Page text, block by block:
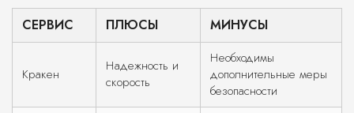
СЕРВИС ПЛЮСЫ МИНУСЫ
Кракен
Надежность и
скорость
Необходимы
дополнительные меры
безопасности